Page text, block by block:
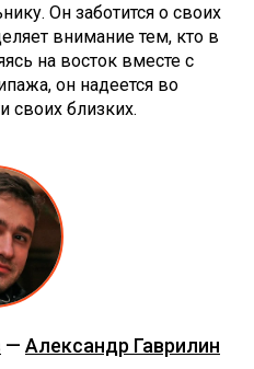
Он заботится о своих
внимание тем, кто в
на восток вместе с
он надеется во
своих близких.
— Александр Гаврилин